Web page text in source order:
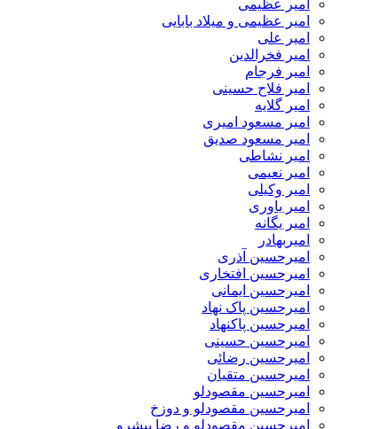
امیر عظیمی
امیر عظیمی و میلاد بابایی
امیر علی
امیر فخرالدین
امیر فرجام
امیر فلاح حسینی
امیر گلایه
امیر مسعود امیری
امیر مسعود صدیق
امیر نشاطی
امیر نعیمی
امیر وکیلی
امیر یاوری
امیر یگانه
امیربهادر
امیرحسین آذری
امیرحسین افتخاری
امیرحسین ایمانی
امیرحسین پاک نهاد
امیرحسین پاکنهاد
امیرحسین حسینی
امیرحسین رضائی
امیرحسین متقیان
امیرحسین مقصودلو
امیرحسین مقصودلو و دوزخ
امیرحسین مقصودلو و رضا پیشرو